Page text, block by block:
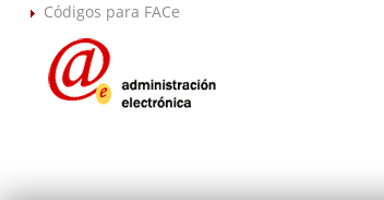
Códigos para FACe